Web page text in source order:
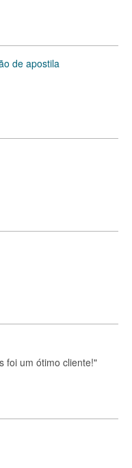
de apostila
foi um ótimo cliente!"